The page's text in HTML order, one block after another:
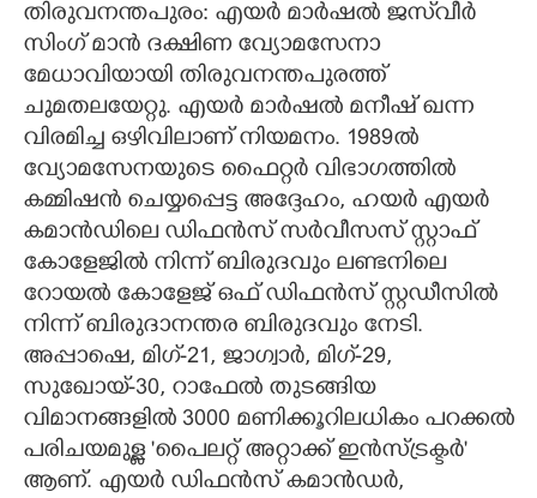
LITERATURE
ZOOM
CONTACT US
തിരുവനന്തപുരം: എയർ മാർഷൽ ജസ്‌വീർ
സിംഗ് മാൻ ദക്ഷിണ വ്യോമസേനാ
മേധാവിയായി തിരുവനന്തപുരത്ത്
ചുമതലയേറ്റു. എയർ മാർഷൽ മനീഷ് ഖന്ന
വിരമിച്ച ഒഴിവിലാണ് നിയമനം. 1989ൽ
വ്യോമസേനയുടെ ഫൈറ്റർ വിഭാഗത്തിൽ
കമ്മിഷൻ ചെയ്യപ്പെട്ട അദ്ദേഹം, ഹയർ എയർ
കമാൻഡിലെ ഡിഫൻസ് സർവീസസ് സ്റ്റാഫ്
കോളേജിൽ നിന്ന് ബിരുദവും ലണ്ടനിലെ
റോയൽ കോളേജ് ഒഫ് ഡിഫൻസ് സ്റ്റഡീസിൽ
നിന്ന് ബിരുദാനന്തര ബിരുദവും നേടി.
അപ്പാഷെ, മിഗ്-21, ജാഗ്വാർ, മിഗ്-29,
സുഖോയ്-30, റാഫേൽ തുടങ്ങിയ
വിമാനങ്ങളിൽ 3000 മണിക്കൂറിലധികം പറക്കൽ
പരിചയമുള്ള 'പൈലറ്റ് അറ്റാക്ക് ഇൻസ്ട്രക്ടർ"
ആണ്. എയർ ഡിഫൻസ് കമാൻഡർ,